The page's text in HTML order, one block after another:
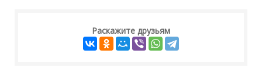
Раскажите друзьям